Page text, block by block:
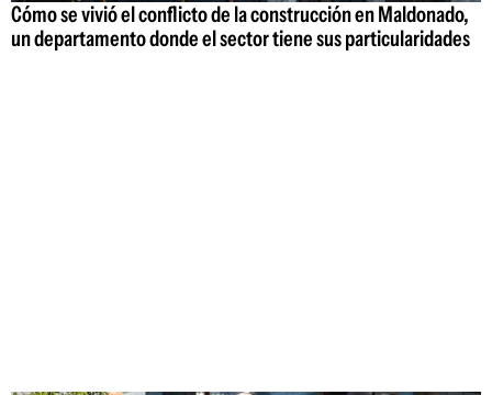
Cómo se vivió el conflicto de la construcción en Maldonado,
un departamento donde el sector tiene sus particularidades